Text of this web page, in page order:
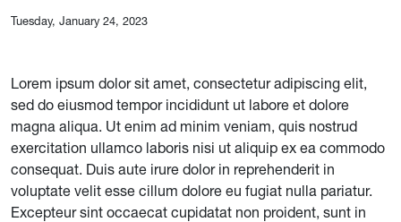
Tuesday, January 24, 2023
Lorem ipsum dolor sit amet, consectetur adipiscing elit,
sed do eiusmod tempor incididunt ut labore et dolore
magna aliqua. Ut enim ad minim veniam, quis nostrud
exercitation ullamco laboris nisi ut aliquip ex ea commodo
consequat. Duis aute irure dolor in reprehenderit in
voluptate velit esse cillum dolore eu fugiat nulla pariatur.
Excepteur sint occaecat cupidatat non proident, sunt in